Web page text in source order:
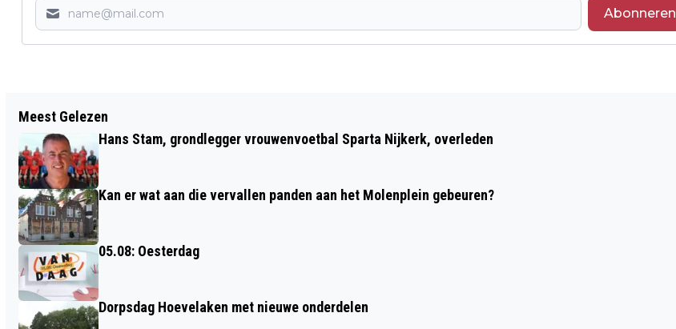
Abonneren
25 JANUARI: VOGELEXCURSIE
WINTERGASTEN IN POLDER ARKEMHEEN
VOORBEREIDING OP DE HALVE VAN
Meest Gelezen
Hans Stam, grondlegger vrouwenvoetbal Sparta Nijkerk, overleden
Kan er wat aan die vervallen panden aan het Molenplein gebeuren?
05.08: Oesterdag
Dorpsdag Hoevelaken met nieuwe onderdelen